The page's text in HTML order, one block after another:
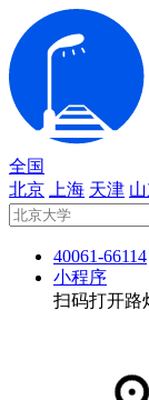
全国
北京
上海 天津
40061-66114
小程序
扫码打开路